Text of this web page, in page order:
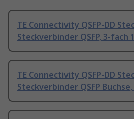
TE Connectivity QSFP-DD
Steckverbinder QSFP, 3-fach
TE Connectivity QSFP-DD
Steckverbinder QSFP